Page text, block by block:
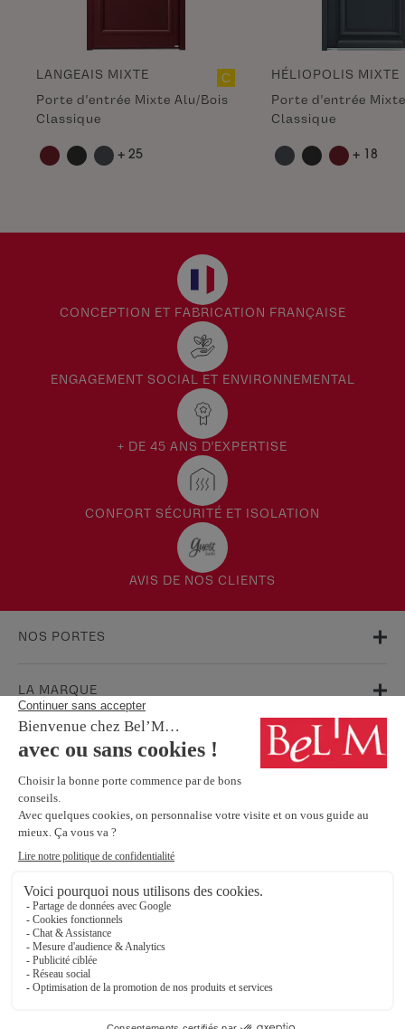
LANGEAIS MIXTE
Porte d'entrée Mixte Alu/Bois
Classique
C
+ 25
HÉLIOPOLIS MIXTE
Porte d'entrée
Classique
+ 18
CONCEPTION ET FABRICATION FRANÇAISE
ENGAGEMENT SOCIAL ET ENVIRONNEMENTAL
+ DE 45 ANS D'EXPERTISE
CONFORT SÉCURITÉ ET ISOLATION
AVIS DE NOS CLIENTS
NOS PORTES
LA MARQUE
AIDE & SUPPORT
FAQ
Garanties
Service Après-Vente
BESOIN D'INFORMATIONS ? NOS CONSEILLERS SONT À VOTRE
SUIVEZ-NOUS SUR LES RÉSEAUX SOCIAUX !
Protection Des Données Personnelles